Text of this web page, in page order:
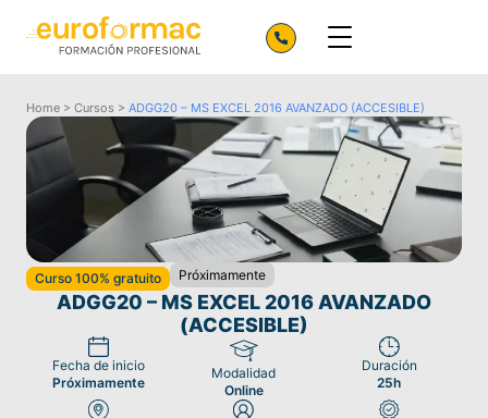
Home > Cursos > ADGG20 – MS EXCEL 2016 AVANZADO (ACCESIBLE)
Curso 100% gratuito Próximamente
ADGG20 – MS EXCEL 2016 AVANZADO
(ACCESIBLE)
Fecha de inicio
Próximamente
Modalidad
Online
Duración
25h